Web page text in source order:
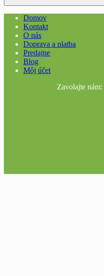
Domov
Kontakt
O nás
Doprava a platba
Predajne
Blog
Môj účet
Zavolajte nám: